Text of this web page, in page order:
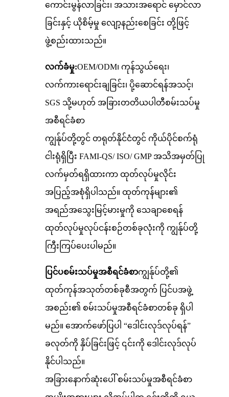
ကောင်းမွန်လာခြင်း၊ အသားအရောင် မှောင်လာ
ခြင်းနှင့် ယိုစိမ့်မှု လျော့နည်းစေခြင်း တို့ဖြင့်
ဖွဲ့စည်းထားသည်။
လက်ခံမှု:OEM/ODM၊ ကုန်သွယ်ရေး၊
လက်ကားရောင်းချခြင်း၊ ပို့ဆောင်ရန်အသင့်၊
SGS သို့မဟုတ် အခြားတတိယပါတီစမ်းသပ်မှု
အစီရင်ခံစာ
ကျွန်ုပ်တို့တွင် တရုတ်နိုင်ငံတွင် ကိုယ်ပိုင်စက်ရုံ
ငါးရုံရှိပြီး FAMI-QS/ ISO/ GMP အသိအမှတ်ပြု
လက်မှတ်ရရှိထားကာ ထုတ်လုပ်မှုလိုင်း
အပြည့်အစုံရှိပါသည်။ ထုတ်ကုန်များ၏
အရည်အသွေးမြင့်မားမှုကို သေချာစေရန်
ထုတ်လုပ်မှုလုပ်ငန်းစဉ်တစ်ခုလုံးကို ကျွန်ုပ်တို့
ကြီးကြပ်ပေးပါမည်။
ပြင်ပစမ်းသပ်မှုအစီရင်ခံစာကျွန်ုပ်တို့၏
ထုတ်ကုန်အသုတ်တစ်ခုစီအတွက် ပြင်ပအဖွဲ့
အစည်း၏ စမ်းသပ်မှုအစီရင်ခံစာတစ်ခု ရှိပါ
မည်။ အောက်ဖော်ပြပါ “ဒေါင်းလုဒ်လုပ်ရန်”
ခလုတ်ကို နှိပ်ခြင်းဖြင့် ၎င်းကို ဒေါင်းလုဒ်လုပ်
နိုင်ပါသည်။
အခြားနောက်ဆုံးပေါ် စမ်းသပ်မှုအစီရင်ခံစာ